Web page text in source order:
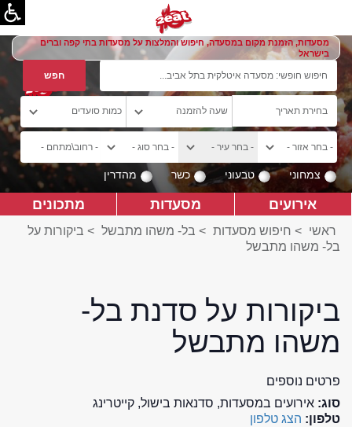
מסעדות, הזמנת מקום במסעדה, חיפוש והמלצות על מסעדות בתי קפה וברים
בישראל
צמחוני טבעוני כשר מהדרין
אירועים מסעדות מתכונים
ראשי > חיפוש מסעדות > בל- משהו מתבשל > ביקורות על
בל- משהו מתבשל
ביקורות על סדנת בל-
משהו מתבשל
פרטים נוספים
סוג: אירועים במסעדות, סדנאות בישול, קייטרינג
טלפון: הצג טלפון